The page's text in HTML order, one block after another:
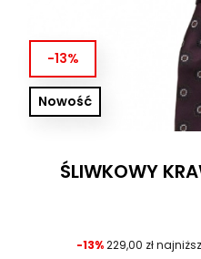
-13%
Nowość
ŚLIWKOWY
-13%229,00 zł